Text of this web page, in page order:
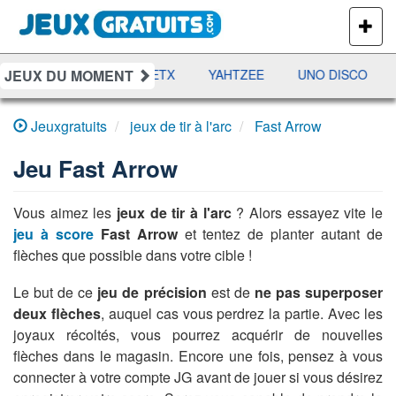
PLUS
DE
JEUX
JEUX DU MOMENT
RAMI JETX YAHTZEE UNO DISCO
Jeuxgratuits jeux de tir à l'arc Fast Arrow
Jeu Fast Arrow
Vous aimez les jeux de tir à l'arc? Alors essayez vite le
jeu à scoreFast Arrowet tentez de planter autant de
flèches que possible dans votre cible !
Le but de ce jeu de précision est de ne pas superposer
deux flèches, auquel cas vous perdrez la partie. Avec les
joyaux récoltés, vous pourrez acquérir de nouvelles
flèches dans le magasin. Encore une fois, pensez à vous
connecter à votre compte JG avant de jouer si vous désirez